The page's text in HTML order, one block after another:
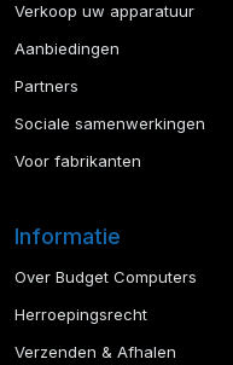
Verkoop uw apparatuur
Aanbiedingen
Partners
Sociale samenwerkingen
Voor fabrikanten
Informatie
Over Budget Computers
Herroepingsrecht
Verzenden & Afhalen